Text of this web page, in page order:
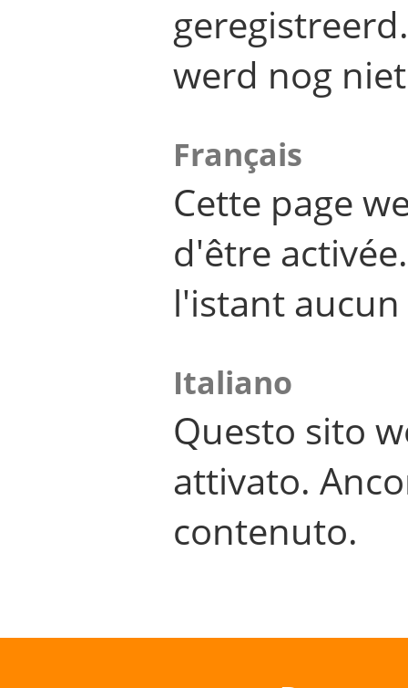
werd nog
Français
Cette page
d'être
l'istant
Italiano
Questo sito
attivato.
contenuto.